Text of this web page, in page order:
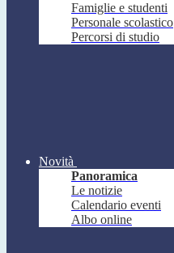
Famiglie e studenti
Personale scolastico
Percorsi di studio
Novità
Panoramica
Le notizie
Calendario eventi
Albo online